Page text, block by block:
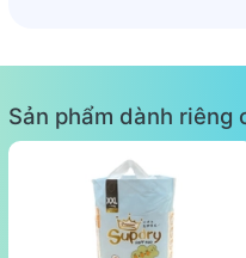
Sản phẩm dành riêng